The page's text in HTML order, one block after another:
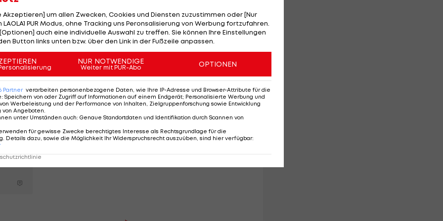
die russische Nationalmannschaft im März um ein
Spartak Moskau im Europa-League-Achtelfinale
gewesen, die Deutschen steigen nun kampflos
an, dass sie in den Playoffs zur
WM-Qualifikation
wurde im Playoff-Halbfinale als Gegner von Russland
sollen. Polen hat nun als kampfloser Sieger
Schweden-Tschechien.
Akzeptieren] um allen Zwecken, Cookies und Diensten zuzustimmen oder [Nur
PUR Modus, ohne Tracking uns Peronsalisierung von Werbung fortzufahren.
auch eine individuelle Auswahl zu treffen. Sie können Ihre Einstellungen
Button links unten bzw. über den Link in der Fußzeile anpassen.
NUR NOTWENDIGE
Weiter mit PUR-Abo OPTIONEN
Partner verarbeiten personenbezogene Daten, wie Ihre IP-Adresse und Browser-Attribute für die
: Speichern von oder Zugriff auf Informationen auf einem Endgerät; Personalisierte Werbung und
Werbeleistung und der Performance von Inhalten, Zielgruppenforschung sowie Entwicklung
von Angeboten
unter Umständen auch: Genaue Standortdaten und Identifikation durch Scannen von
für gewisse Zwecke berechtigtes Interesse als Rechtsgrundlage für die
Details dazu, sowie die Möglichkeit Ihr Widerspruchsrecht auszuüben, sind hier verfügbar: